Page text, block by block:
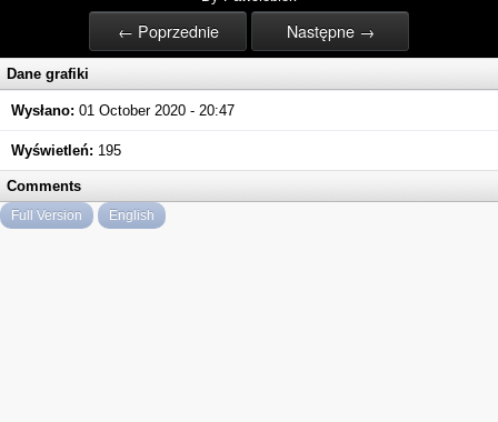
← Poprzednie Następne →
Dane grafiki
Wysłano: 01 October 2020 - 20:47
Wyświetleń: 195
Comments
Full Version English